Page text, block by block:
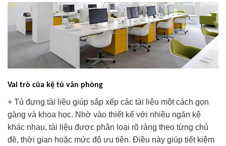
Vai trò của kệ tủ văn phòng
+ Tủ đựng tài liệu giúp sắp xếp các tài liệu một cách gọn
gàng và khoa học. Nhờ vào thiết kế với nhiều ngăn kệ
khác nhau, tài liệu được phân loại rõ ràng theo từng chủ
đề, thời gian hoặc mức độ ưu tiên. Điều này giúp tiết kiệm